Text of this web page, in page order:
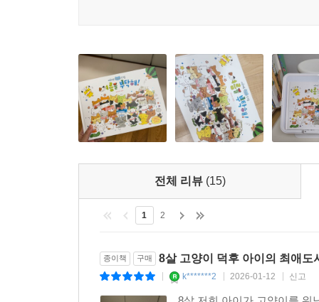
2-1 국어 7. 마음을 담아서 말해요
2-2 국어 1. 장면을 상상하며
2-2 통합(계절)
전체 리뷰(15)
종이책 구매 8살 고양이 덕후 아이의 최애
| k*******2 | 2026-01-12 | 신고